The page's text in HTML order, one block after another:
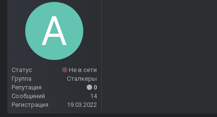
Статус
Не в сети
Группа
Сталкеры
Репутация
0
Сообщений
14
Регистрация
19.03.2022